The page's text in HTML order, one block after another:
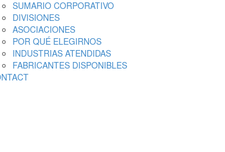
SUMARIO CORPORATIVO
DIVISIONES
ASOCIACIONES
POR QUÉ ELEGIRNOS
INDUSTRIAS ATENDIDAS
FABRICANTES DISPONIBLES